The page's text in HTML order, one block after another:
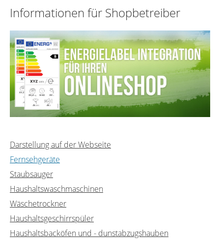
Informationen für Shopbetreiber
Darstellung auf der Webseite
Fernsehgeräte
Staubsauger
Haushaltswaschmaschinen
Wäschetrockner
Haushaltsgeschirrspüler
Haushaltsbacköfen und - dunstabzugshauben